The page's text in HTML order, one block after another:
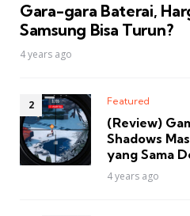
Gara-gara Baterai,
Samsung Bisa Turun?
4 years ago
Featured
(Review)
Shadows
yang Sama
4 years ago